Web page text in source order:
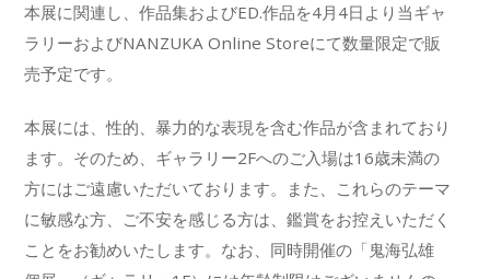
本展に関連し、作品集およびED.作品を4月4日より当ギャ
ラリーおよびNANZUKA Online Storeにて数量限定で販
売予定です。
本展には、性的、暴力的な表現を含む作品が含まれており
ます。そのため、ギャラリー2Fへのご入場は16歳未満の
方にはご遠慮いただいております。また、これらのテーマ
に敏感な方、ご不安を感じる方は、鑑賞をお控えいただく
ことをお勧めいたします。なお、同時開催の「鬼海弘雄